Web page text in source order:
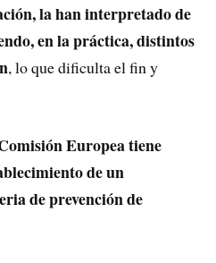
la han interpretado de
en la práctica, distintos
, lo que dificulta el fin y
Europea tiene
de un
de prevención de